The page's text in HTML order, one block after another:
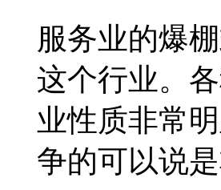
服务业的爆
这个行业。
业性质非常
争的可以说